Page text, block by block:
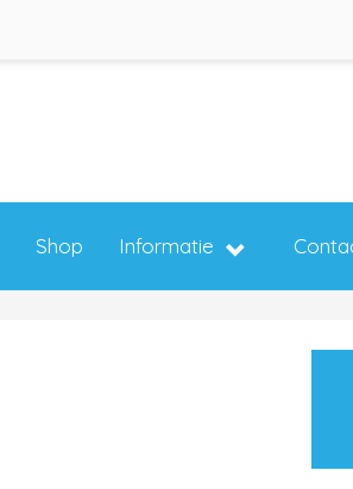
Shop Informatie